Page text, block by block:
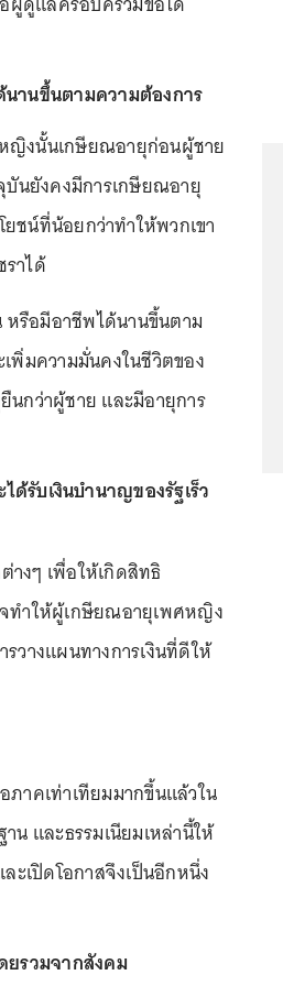
านขึ้นตามความต้องการ
ญิงนั้นเกษียณอายุก่อนผู้ชาย
บันยังคงมีการเกษียณอายุ
ชน์ที่น้อยกว่าทำให้พวกเขา
าได้
รือมีอาชีพได้นานขึ้นตาม
พิ่มความมั่นคงในชีวิตของ
นกว่าผู้ชาย และมีอายุการ
รับเงินบำนาญของรัฐเร็ว
งๆ เพื่อให้เกิดสิทธิ
ทำให้ผู้เกษียณอายุเพศหญิง
วางแผนทางการเงินที่ดีให้
าคเท่าเทียมมากขึ้นแล้วใน
และธรรมเนียมเหล่านี้ให้
ะเปิดโอกาสจึงเป็นอีกหนึ่ง
รวมจากสังคม